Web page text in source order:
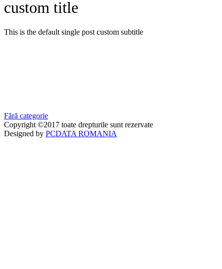
custom title
This is the default single post custom subtitle
Fără categorie
Copyright ©2017 toate drepturile sunt rezervate
Designed by PCDATA ROMANIA